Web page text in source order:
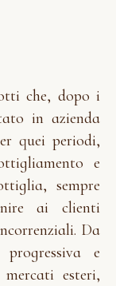
che, dopo i
in azienda
quei periodi,
e
sempre
ai clienti
Da
e
esteri,